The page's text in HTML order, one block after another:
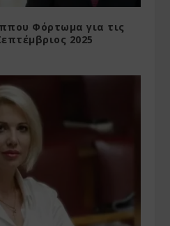
Φόρτωμα για τις
2025